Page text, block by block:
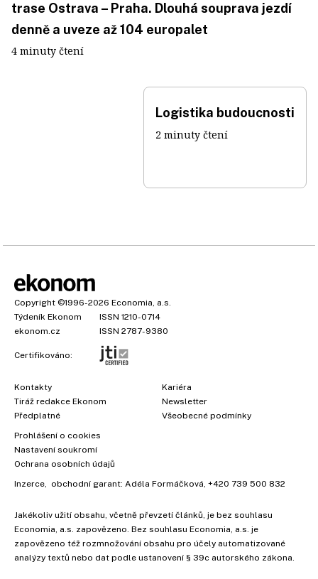
trase Ostrava – Praha. Dlouhá souprava jezdí
denně a uveze až 104 europalet
4 minuty čtení
Logistika budoucnosti
2 minuty čtení
Copyright ©1996-2026 Economia, a.s.
Týdeník Ekonom
ISSN 1210-0714
ekonom.cz
ISSN 2787-9380
Certifikováno:
Kontakty
Tiráž redakce Ekonom
Předplatné
Kariéra
Newsletter
Všeobecné podmínky
Prohlášení o cookies
Nastavení soukromí
Ochrana osobních údajů
Inzerce, obchodní garant: Adéla Formáčková, +420 739 500 832
Jakékoliv užití obsahu, včetně převzetí článků, je bez souhlasu
Economia, a.s. zapovězeno. Bez souhlasu Economia, a.s. je
zapovězeno též rozmnožování obsahu pro účely automatizované
analýzy textů nebo dat podle ustanovení § 39c autorského zákona.